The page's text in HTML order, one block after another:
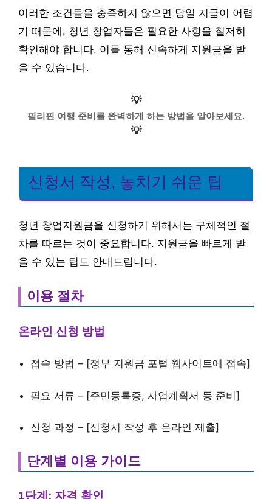
이러한 조건들을 충족하지 않으면 당일 지급이 어렵
기 때문에, 청년 창업자들은 필요한 사항을 철저히
확인해야 합니다. 이를 통해 신속하게 지원금을 받
을 수 있습니다.
💡
필리핀 여행 준비를 완벽하게 하는 방법을 알아보세요.
💡
신청서 작성, 놓치기 쉬운 팁
청년 창업지원금을 신청하기 위해서는 구체적인 절
차를 따르는 것이 중요합니다. 지원금을 빠르게 받
을 수 있는 팁도 안내드립니다.
이용 절차
온라인 신청 방법
접속 방법 – [정부 지원금 포털 웹사이트에 접속]
필요 서류 – [주민등록증, 사업계획서 등 준비]
신청 과정 – [신청서 작성 후 온라인 제출]
단계별 이용 가이드
1단계: 자격 확인